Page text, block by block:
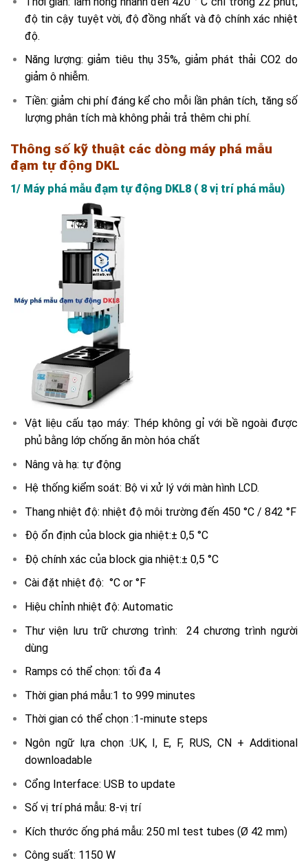
độ tin cậy tuyệt vời, độ đồng nhất và độ chính xác nhiệt
độ.
Năng lượng: giảm tiêu thụ 35%, giảm phát thải CO2 do
giảm ô nhiễm.
Tiền: giảm chi phí đáng kể cho mỗi lần phân tích, tăng số
lượng phân tích mà không phải trả thêm chi phí.
Thông số kỹ thuật các dòng máy phá mẫu
đạm tự động DKL
1/ Máy phá mẫu đạm tự động DKL8 ( 8 vị trí phá mẫu)
Vật liệu cấu tạo máy: Thép không gỉ với bề ngoài được
phủ bằng lớp chống ăn mòn hóa chất
Nâng và hạ: tự động
Hệ thống kiểm soát: Bộ vi xử lý với màn hình LCD.
Thang nhiệt độ: nhiệt độ môi trường đến 450 °C / 842 °F
Độ ổn định của block gia nhiệt:± 0,5 °C
Độ chính xác của block gia nhiệt:± 0,5 °C
Cài đặt nhiệt độ: °C or °F
Hiệu chỉnh nhiệt độ: Automatic
Thư viện lưu trữ chương trình: 24 chương trình người
dùng
Ramps có thể chọn: tối đa 4
Thời gian phá mẫu:1 to 999 minutes
Thời gian có thể chọn :1-minute steps
Ngôn ngữ lựa chọn :UK, I, E, F, RUS, CN + Additional
downloadable
Cổng Interface: USB to update
Số vị trí phá mẫu: 8-vị trí
Kích thước ống phá mẫu: 250 ml test tubes (Ø 42 mm)
Công suất: 1150 W